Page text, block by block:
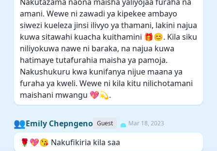
amani. Wewe ni zawadi ya kipekee ambayo
siwezi kueleza jinsi ilivyo ya thamani, lakini najua
kuwa sitawahi kuacha kuithamini 🎁😊. Kila siku
niliyokuwa nawe ni baraka, na najua kuwa
hatimaye tutafurahia maisha ya pamoja.
Nakushukuru kwa kunifanya nijue maana ya
furaha ya kweli. Wewe ni kila kitu nilichotamani
maishani mwangu 💖💫.
👥Emily Chepngeno Guest Mar 18, 2023
🌹💖😘 Nakufikiria kila saa